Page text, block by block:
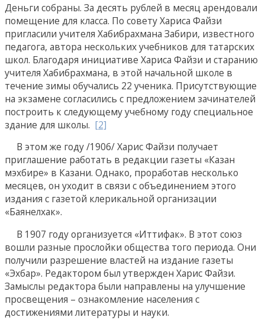
Деньги собраны. За десять рублей в месяц арендовали
помещение для класса. По совету Хариса Файзи
пригласили учителя Хабибрахмана Забири, известного
педагога, автора нескольких учебников для татарских
школ. Благодаря инициативе Хариса Файзи и старанию
учителя Хабибрахмана, в этой начальной школе в
течение зимы обучались 22 ученика. Присутствующие
на экзамене согласились с предложением зачинателей
построить к следующему учебному году специальное
здание для школы. [2]
В этом же году /1906/ Харис Файзи получает
приглашение работать в редакции газеты «Казан
мэхбире» в Казани. Однако, проработав несколько
месяцев, он уходит в связи с объединением этого
издания с газетой клерикальной организации
«Баянелхак».
В 1907 году организуется «Иттифак». В этот союз
вошли разные прослойки общества того периода. Они
получили разрешение властей на издание газеты
«Эхбар». Редактором был утвержден Харис Файзи.
Замыслы редактора были направлены на улучшение
просвещения – ознакомление населения с
достижениями литературы и науки.